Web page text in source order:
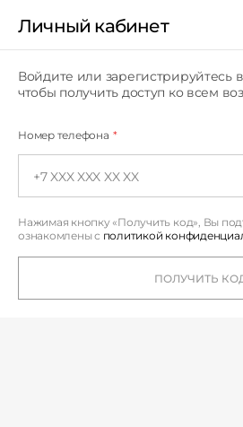
Личный
Личный кабинет
Войдите или зарегистрируйтесь
чтобы получить доступ ко всем
Номер телефона *
Нажимая кнопку «Получить код», Вы
ознакомлены с политикой
ПОЛУЧИТЬ